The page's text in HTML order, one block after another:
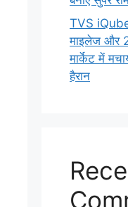
TVS
माइलेज और
मार्केट में
हैरान